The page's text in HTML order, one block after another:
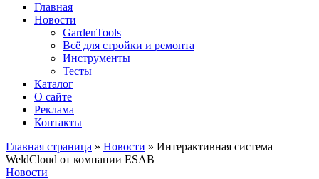
Главная
Новости
GardenTools
Всё для стройки и ремонта
Инструменты
Тесты
Каталог
О сайте
Реклама
Контакты
Главная страница » Новости » Интерактивная система
WeldCloud от компании ESAB
Новости